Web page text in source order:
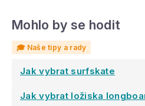
Mohlo by se hodit
Jak vybrat surfskate
Jak vybrat ložiska